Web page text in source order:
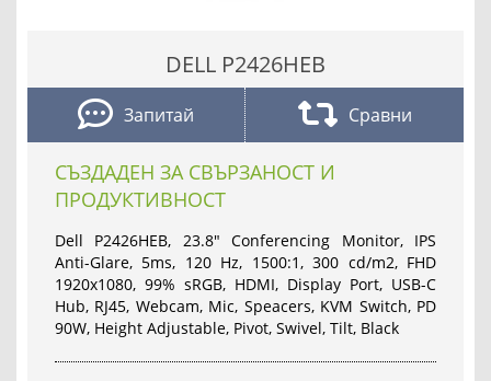
DELL P2426HEB
Запитай Сравни
СЪЗДАДЕН ЗА СВЪРЗАНОСТ И
ПРОДУКТИВНОСТ
Dell P2426HEB, 23.8" Conferencing Monitor, IPS
Anti-Glare, 5ms, 120 Hz, 1500:1, 300 cd/m2, FHD
1920x1080, 99% sRGB, HDMI, Display Port, USB-C
Hub, RJ45, Webcam, Mic, Speacers, KVM Switch, PD
90W, Height Adjustable, Pivot, Swivel, Tilt, Black